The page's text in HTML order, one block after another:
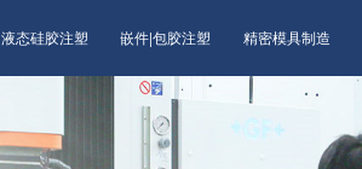
液态硅胶注塑 嵌件|包胶注塑 精密模具制造